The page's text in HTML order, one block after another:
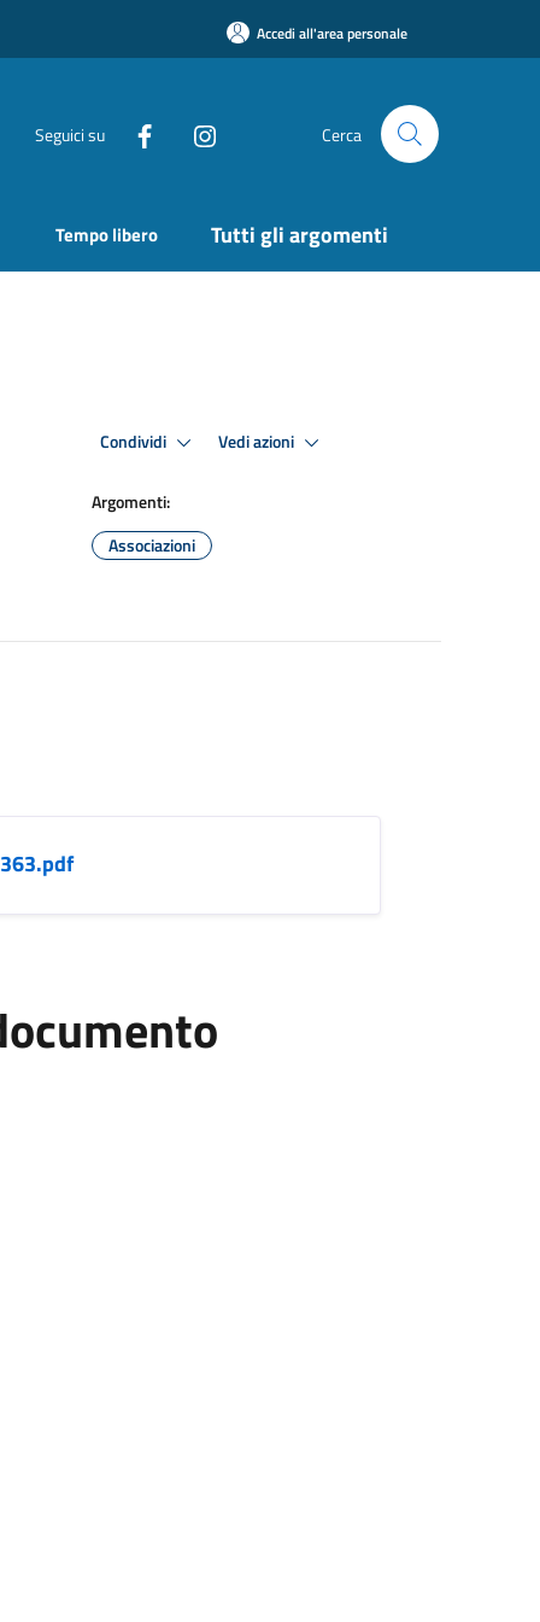
Accedi all'area personale
Seguici su Cerca
Tempo libero Tutti gli argomenti
Condividi Vedi azioni
Argomenti:
Associazioni